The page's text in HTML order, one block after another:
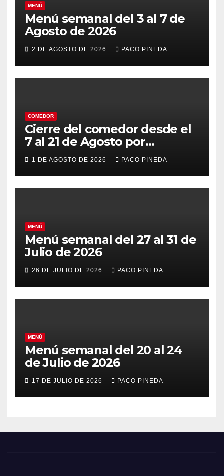
MENÚ
Menú semanal del 3 al 7 de
Agosto de 2026
2 DE AGOSTO DE 2026 PACO PINEDA
COMEDOR
Cierre del comedor desde el
7 al 21 de Agosto por
vacaciones
1 DE AGOSTO DE 2026 PACO PINEDA
MENÚ
Menú semanal del 27 al 31 de
Julio de 2026
26 DE JULIO DE 2026 PACO PINEDA
MENÚ
Menú semanal del 20 al 24
de Julio de 2026
17 DE JULIO DE 2026 PACO PINEDA